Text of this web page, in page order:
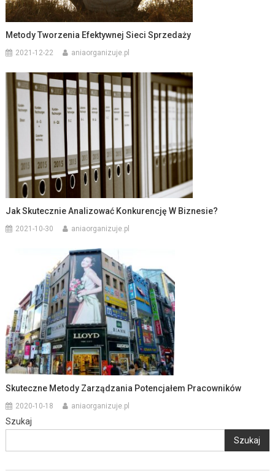
Metody Tworzenia Efektywnej Sieci Sprzedaży
2021-12-22 aniaorganizuje.pl
Jak Skutecznie Analizować Konkurencję W Biznesie?
2021-10-30 aniaorganizuje.pl
Skuteczne Metody Zarządzania Potencjałem Pracowników
2020-10-18 aniaorganizuje.pl
Szukaj
Szukaj